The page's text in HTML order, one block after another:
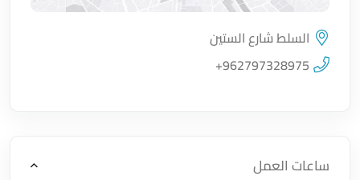
اضغط لتحميل الموقع
السلط شارع الستين
+962797328975
ساعات العمل